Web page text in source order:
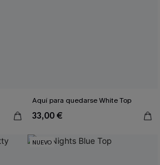
Aquí para quedarse White Top
33,00 €
NUEVO